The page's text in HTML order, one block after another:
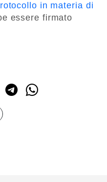
in materia di
essere firmato